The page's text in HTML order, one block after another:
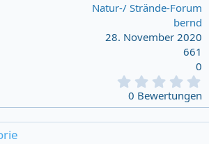
Natur-/ Strände-Forum
bernd
28. November 2020
661
0
0
0
0 Bewertungen